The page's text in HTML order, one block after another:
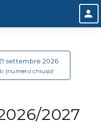
settembre 2026
(numero chiuso)
orario 2027